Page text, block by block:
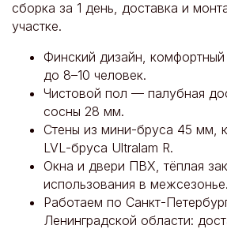
сборка за 1 день, доставка и
участке.
Финский дизайн,
до 8–10 человек.
Чистовой пол — палубная
сосны 28 мм.
Стены из мини‑бруса 45 мм,
LVL‑бруса Ultralam R.
Окна и двери ПВХ, тёплая
использования в межсезонье.
Работаем по
Ленинградской области: